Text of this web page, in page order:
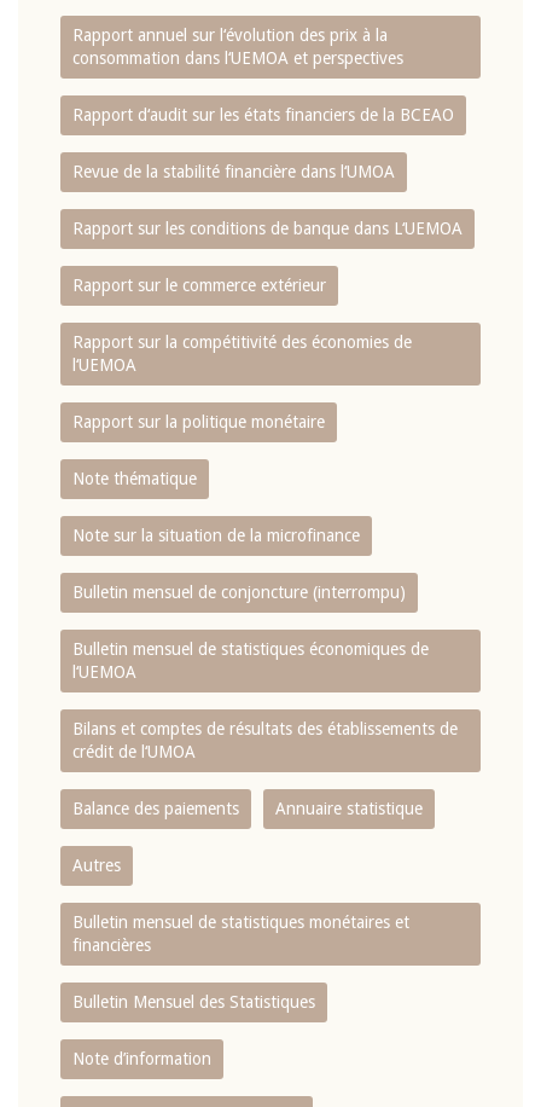
Rapport annuel sur l‘évolution des prix à la
consommation dans l‘UEMOA et perspectives
Rapport d‘audit sur les états financiers de la BCEAO
Revue de la stabilité financière dans l‘UMOA
Rapport sur les conditions de banque dans L‘UEMOA
Rapport sur le commerce extérieur
Rapport sur la compétitivité des économies de
l‘UEMOA
Rapport sur la politique monétaire
Note thématique
Note sur la situation de la microfinance
Bulletin mensuel de conjoncture (interrompu)
Bulletin mensuel de statistiques économiques de
l‘UEMOA
Bilans et comptes de résultats des établissements de
crédit de l‘UMOA
Balance des paiements Annuaire statistique
Autres
Bulletin mensuel de statistiques monétaires et
financières
Bulletin Mensuel des Statistiques
Note d’information